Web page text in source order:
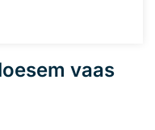
vaas